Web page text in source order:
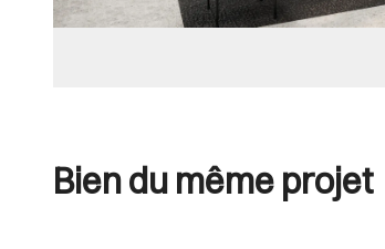
Bien du même projet